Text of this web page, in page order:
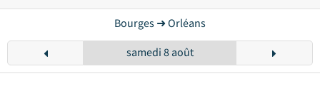
Bourges ➜ Orléans
samedi 8 août